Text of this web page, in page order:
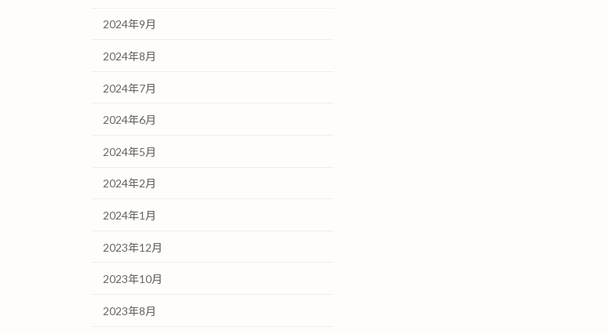
2024年9月
2024年8月
2024年7月
2024年6月
2024年5月
2024年2月
2024年1月
2023年12月
2023年10月
2023年8月